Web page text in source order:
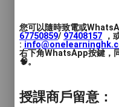
*每期收費、8堂為
您可以隨時致電或
67750859/ 97408157 ，
:
右下角WhatsApp按鍵，
🧠。
授課商戶留意：